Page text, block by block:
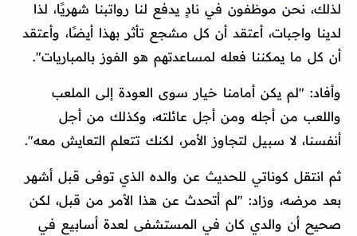
لذلك، نحن موظفون في نادٍ يدفع لنا رواتبنا شهريًا، لذا
لدينا واجبات، أعتقد أن كل مشجع تأثر بهذا أيضًا، وأعتقد
أن كل ما يمكننا فعله لمساعدتهم هو الفوز بالمباريات".
وأفاد: "لم يكن أمامنا خيار سوى العودة إلى الملعب
واللعب من أجله ومن أجل عائلته، وكذلك من أجل
أنفسنا، لا سبيل لتجاوز الأمر، لكنك تتعلم التعايش معه".
ثم انتقل كوناتي للحديث عن والده الذي توفى قبل أشهر
بعد مرضه، وزاد: "لم أتحدث عن هذا الأمر من قبل، لكن
صحيح أن والدي كان في المستشفى لعدة أسابيع في